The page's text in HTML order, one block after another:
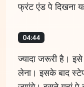
फ्रंट एंड पे दिखना
04:44
ज्यादा जरूरी है।
लेना। इसके बाद